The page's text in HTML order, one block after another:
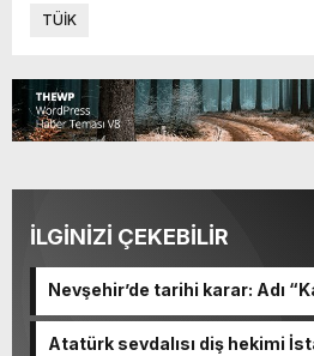
TÜİK
İLGİNİZİ ÇEKEBİLİR
Nevşehir’de tarihi karar: Adı
Atatürk sevdalısı diş hekimi